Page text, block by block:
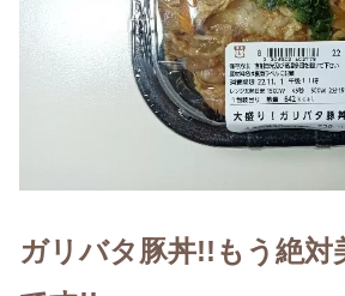
ガリバタ豚丼!!もう絶対